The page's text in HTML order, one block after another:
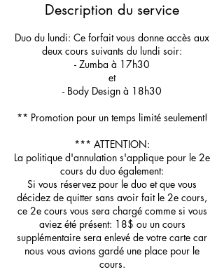
Description du service
Duo du lundi: Ce forfait vous donne accès aux
deux cours suivants du lundi soir:
- Zumba à 17h30
et
- Body Design à 18h30
** Promotion pour un temps limité seulement!
*** ATTENTION:
La politique d'annulation s'applique pour le 2e
cours du duo également:
Si vous réservez pour le duo et que vous
décidez de quitter sans avoir fait le 2e cours,
ce 2e cours vous sera chargé comme si vous
aviez été présent: 18$ ou un cours
supplémentaire sera enlevé de votre carte car
nous vous avions gardé une place pour le
cours.